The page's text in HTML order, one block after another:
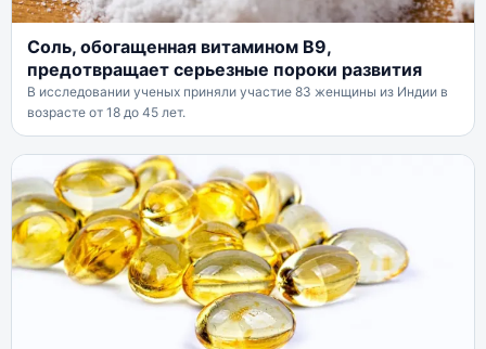
Соль, обогащенная витамином B9,
предотвращает серьезные пороки развития
В исследовании ученых приняли участие 83 женщины из Индии в
возрасте от 18 до 45 лет.